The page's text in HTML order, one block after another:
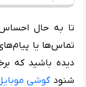
تا به حال
تماس‌ها یا
دیده باشید که
شنودگوشی